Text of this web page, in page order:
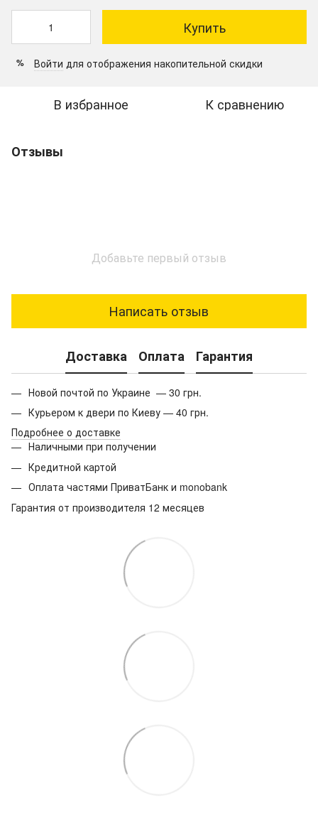
Купить
% Войти для отображения накопительной скидки
В избранное К сравнению
Отзывы
Добавьте первый отзыв
Написать отзыв
Доставка Оплата Гарантия
Новой почтой по Украине — 30 грн.
Курьером к двери по Киеву — 40 грн.
Подробнее о доставке
Наличными при получении
Кредитной картой
Оплата частями ПриватБанк и monobank
Гарантия от производителя 12 месяцев